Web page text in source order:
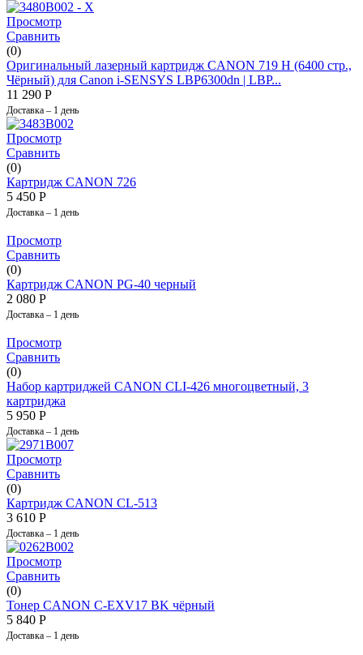
Просмотр
Сравнить
(0)
Оригинальный лазерный картридж CANON 719 H (6400 стр.,
Чёрный) для Canon i-SENSYS LBP6300dn | LBP...
11 290 Р
Доставка – 1 день
Просмотр
Сравнить
(0)
Картридж CANON 726
5 450 Р
Доставка – 1 день
Просмотр
Сравнить
(0)
Картридж CANON PG-40 черный
2 080 Р
Доставка – 1 день
Просмотр
Сравнить
(0)
Набор картриджей CANON CLI-426 многоцветный, 3
картриджа
5 950 Р
Доставка – 1 день
Просмотр
Сравнить
(0)
Картридж CANON CL-513
3 610 Р
Доставка – 1 день
Просмотр
Сравнить
(0)
Тонер CANON C-EXV17 BK чёрный
5 840 Р
Доставка – 1 день